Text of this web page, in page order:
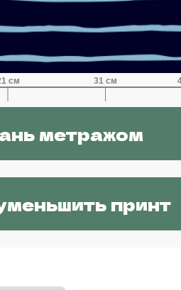
метражом
принт